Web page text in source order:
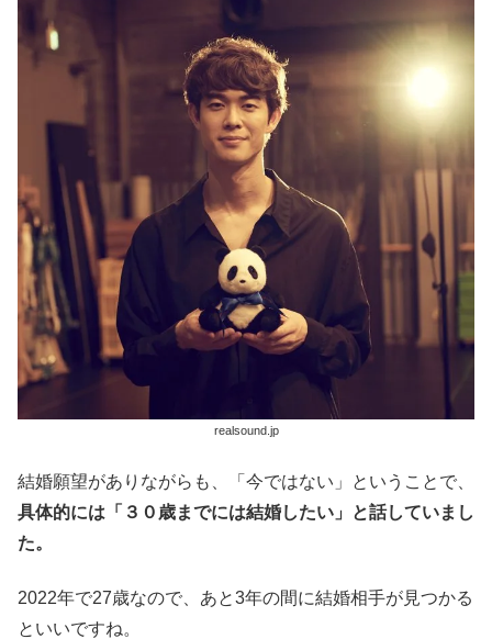
realsound.jp
結婚願望がありながらも、「今ではない」ということで、
具体的には「３０歳までには結婚したい」と話していまし
た。
2022年で27歳なので、あと3年の間に結婚相手が見つかる
といいですね。